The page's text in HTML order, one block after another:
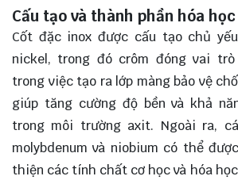
Cấu tạo và thành phần hóa
Cốt đặc inox được cấu tạo chủ
nickel, trong đó crôm đóng vai
trong việc tạo ra lớp màng bảo vệ
giúp tăng cường độ bền và khả
trong môi trường axit. Ngoài ra,
molybdenum và niobium có thể
thiện các tính chất cơ học và hóa